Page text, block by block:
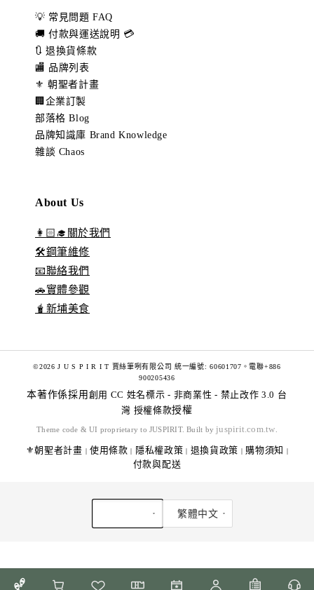
💡 常見問題 FAQ
🚚 付款與運送說明 💳
🔃 退換貨條款
🏬 品牌列表
⚜️ 朝聖者計畫
🏢企業訂製
部落格 Blog
品牌知識庫 Brand Knowledge
雜談 Chaos
About Us
👩🏻‍🎓關於我們
🛠️鋼筆維修
📧聯絡我們
🚗實體參觀
🧋新埔美食
©2026 J U S P I R I T 賈絲筆咧有限公司 統一編號: 60601707。電聯+886
900205436
本著作係採用 創用 CC 姓名標示 - 非商業性 - 禁止改作 3.0 台
灣 授權條款授權
Theme code & UI proprietary to JUSPIRIT. Built by juspirit.com.tw
⚜️朝聖者計畫 | 使用條款 | 隱私權政策 | 退換貨政策 | 購物須知 |
付款與配送